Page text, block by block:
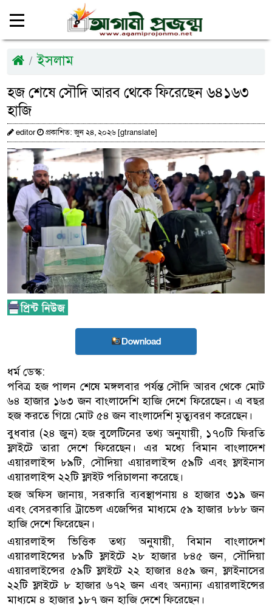
ইসলাম
হজ শেষে সৌদি আরব থেকে ফিরেছেন ৬৪১৬৩
হাজি
editor প্রকাশিত: জুন ২৪, ২০২৬ [gtranslate]
Download
ধর্ম ডেস্ক:
পবিত্র হজ পালন শেষে মঙ্গলবার পর্যন্ত সৌদি আরব থেকে মোট
৬৪ হাজার ১৬৩ জন বাংলাদেশি হাজি দেশে ফিরেছেন। এ বছর
হজ করতে গিয়ে মোট ৫৪ জন বাংলাদেশি মৃত্যুবরণ করেছেন।
বুধবার (২৪ জুন) হজ বুলেটিনের তথ্য অনুযায়ী, ১৭০টি ফিরতি
ফ্লাইটে তারা দেশে ফিরেছেন। এর মধ্যে বিমান বাংলাদেশ
এয়ারলাইন্স ৮৯টি, সৌদিয়া এয়ারলাইন্স ৫৯টি এবং ফ্লাইনাস
এয়ারলাইন্স ২২টি ফ্লাইট পরিচালনা করেছে।
হজ অফিস জানায়, সরকারি ব্যবস্থাপনায় ৪ হাজার ৩১৯ জন
এবং বেসরকারি ট্রাভেল এজেন্সির মাধ্যমে ৫৯ হাজার ৮৮৮ জন
হাজি দেশে ফিরেছেন।
এয়ারলাইন্স ভিত্তিক তথ্য অনুযায়ী, বিমান বাংলাদেশ
এয়ারলাইন্সের ৮৯টি ফ্লাইটে ২৮ হাজার ৮৪৫ জন, সৌদিয়া
এয়ারলাইন্সের ৫৯টি ফ্লাইটে ২২ হাজার ৪৫৯ জন, ফ্লাইনাসের
২২টি ফ্লাইটে ৮ হাজার ৬৭২ জন এবং অন্যান্য এয়ারলাইন্সের
মাধ্যমে ৪ হাজার ১৮৭ জন হাজি দেশে ফিরেছেন।